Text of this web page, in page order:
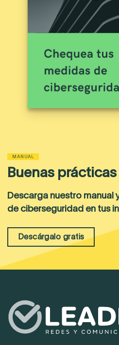
MANUAL
Buenas
Descarga nuestro manual
de ciberseguridad en tus
Descárgalo gratis